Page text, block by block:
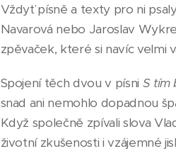
Vždyť písně a texty pro ni
Navarová nebo Jaroslav
zpěvaček, které si navíc velmi
Spojení těch dvou v písni S tím
snad ani nemohlo dopadnou
Když společně zpívali slova
životní zkušenosti i vzájemné